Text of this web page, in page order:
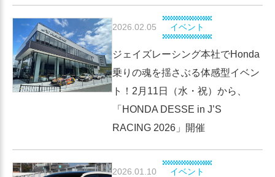
2026.02.05 イベント
ジェイズレーシング本社でHonda
乗りの魂を揺さぶる体感型イベン
ト！2月11日（水・祝）から、
「HONDA DESSE in J’S
RACING 2026」開催
2026.01.10 イベント